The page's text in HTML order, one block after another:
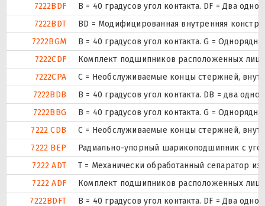
7222BDF
B = 40 градусов угол контакта. DF = Два
7222BDT
BD = Модифицированная внутренняя
7222BGM
B = 40 градусов угол контакта. G =
7222CDF
Комплект подшипников расположенных
7222CPA
С = Необслуживаемые концы стержней,
7222BDB
B = 40 градусов угол контакта. DB = два
7222BBG
B = 40 градусов угол контакта. G =
7222 CDB
С = Необслуживаемые концы стержней,
7222 BEP
Радиально-упорный шарикоподшипник с
7222 ADT
T = Механически обработанный сепаратор
7222 ADF
Комплект подшипников расположенных
7222BDFT
B = 40 градусов угол контакта. DF = Два